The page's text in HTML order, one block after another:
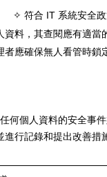
✧ 符合 IT 系統安全政
資料，其查閱應有適當
者應確保無人看管時鎖
何個人資料的安全事
進行記錄和提出改善措